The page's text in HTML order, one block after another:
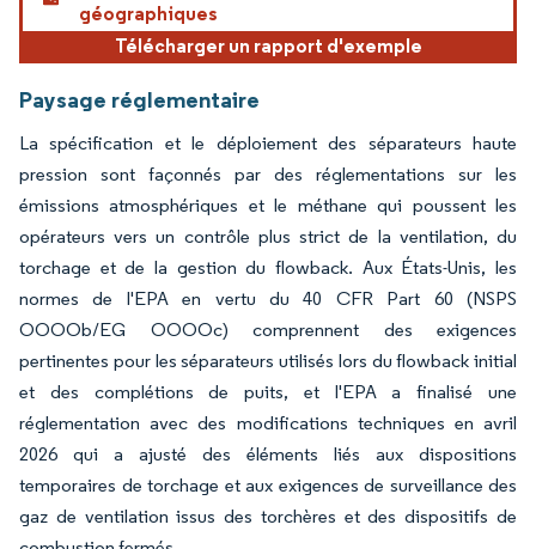
géographiques
Télécharger un rapport d'exemple
Paysage réglementaire
La spécification et le déploiement des séparateurs haute
pression sont façonnés par des réglementations sur les
émissions atmosphériques et le méthane qui poussent les
opérateurs vers un contrôle plus strict de la ventilation, du
torchage et de la gestion du flowback. Aux États-Unis, les
normes de l'EPA en vertu du 40 CFR Part 60 (NSPS
OOOOb/EG OOOOc) comprennent des exigences
pertinentes pour les séparateurs utilisés lors du flowback initial
et des complétions de puits, et l'EPA a finalisé une
réglementation avec des modifications techniques en avril
2026 qui a ajusté des éléments liés aux dispositions
temporaires de torchage et aux exigences de surveillance des
gaz de ventilation issus des torchères et des dispositifs de